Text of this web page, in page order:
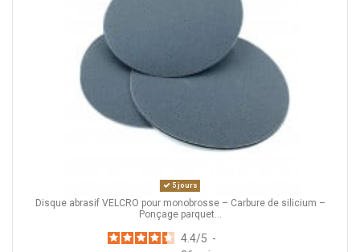
5 jours
Disque abrasif VELCRO pour monobrosse – Carbure de silicium –
Ponçage parquet...
4.4/5 -